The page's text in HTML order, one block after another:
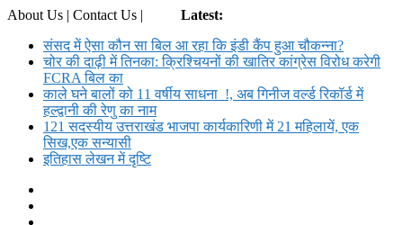
About Us | Contact Us |
Latest:
संसद में ऐसा कौन सा बिल आ रहा कि इंडी कैंप हुआ चौकन्ना?
चोर की दाढ़ी में तिनका: क्रिश्चियनों की खातिर कांग्रेस विरोध करेगी
FCRA बिल का
काले घने बालों को 11 वर्षीय साधना !, अब गिनीज वर्ल्ड रिकॉर्ड में
हल्द्वानी की रेणु का नाम
121 सदस्यीय उत्तराखंड भाजपा कार्यकारिणी में 21 महिलायें, एक
सिख,एक सन्यासी
इतिहास लेखन में दृष्टि